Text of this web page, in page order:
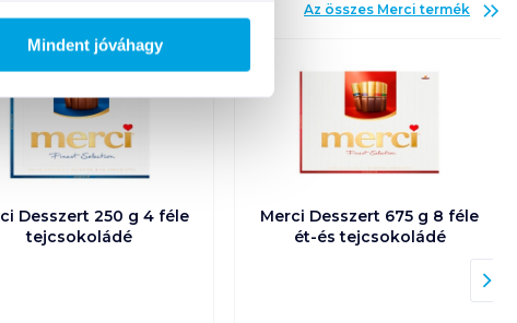
Mindent jóváhagy
Az összes Merci termék
Desszert 250 g 4 féle
tejcsokoládé
Merci Desszert 675 g 8 féle
ét-és tejcsokoládé